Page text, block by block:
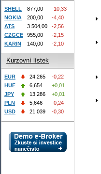
SHELL 877,00
-10,33
NOKIA
200,00
-4,40
ATS
3 504,00
-2,56
CZGCE
955,00
-2,15
KARIN
140,00 -2,10
Kurzovní lístek
EUR 24,265
-0,22
HUF
6,654
+0,01
JPY
13,286
+0,01
PLN
5,646
-0,24
USD
21,039 -0,30